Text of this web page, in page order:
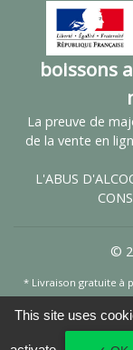
boissons
La preuve de
de la vente en
L'ABUS
©
* Livraison gratuite à
This site uses